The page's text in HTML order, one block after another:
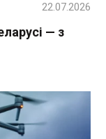
— з
22.07.2026